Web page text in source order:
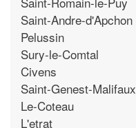
Saint-Andre-d'Apchon
Pelussin
Sury-le-Comtal
Civens
Saint-Genest-Malifaux
Le-Coteau
L'etrat